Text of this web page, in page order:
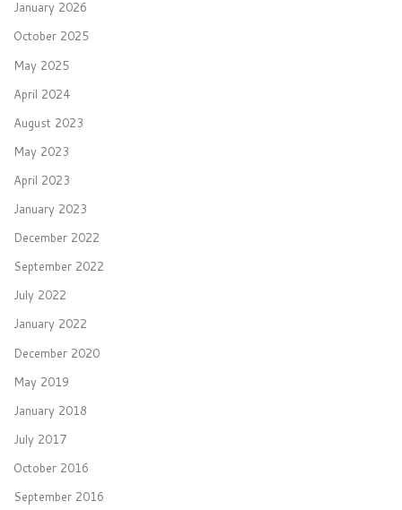
January 2026
October 2025
May 2025
April 2024
August 2023
May 2023
April 2023
January 2023
December 2022
September 2022
July 2022
January 2022
December 2020
May 2019
January 2018
July 2017
October 2016
September 2016